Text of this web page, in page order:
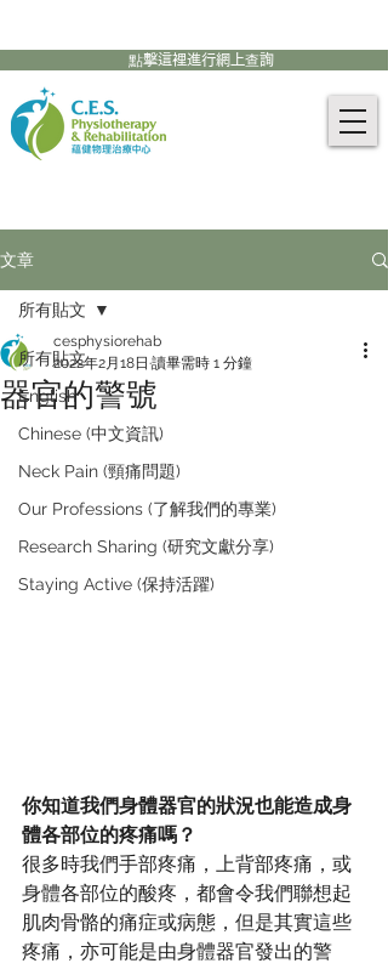
點擊這裡進行網上查詢
文章
所有貼文
English
Chinese (中文資訊)
Neck Pain (頸痛問題)
Our Professions (了解我們的專業)
Research Sharing (研究文獻分享)
Staying Active (保持活躍)
所有貼文
器官的警號
cesphysiorehab
2022年2月18日 讀畢需時 1 分鐘
你知道我們身體器官的狀況也能造成身
體各部位的疼痛嗎？
很多時我們手部疼痛，上背部疼痛，或
身體各部位的酸疼，都會令我們聯想起
肌肉骨骼的痛症或病態，但是其實這些
疼痛，亦可能是由身體器官發出的警